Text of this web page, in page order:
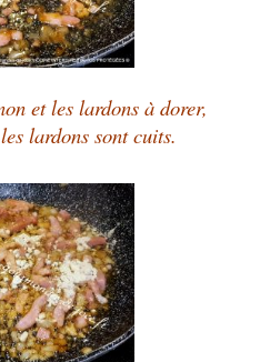
et les lardons à dorer,
lardons sont cuits.